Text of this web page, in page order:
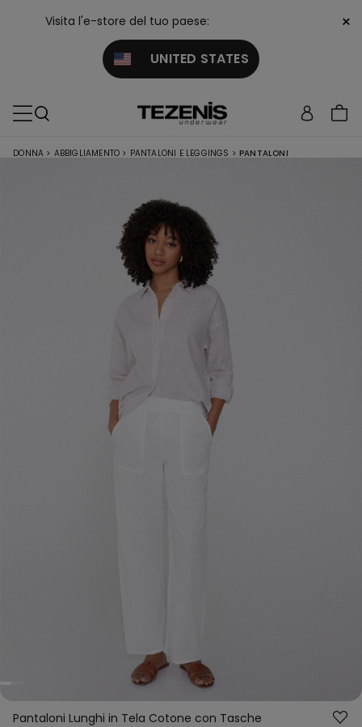
Visita l'e-store del tuo paese:
UNITED STATES
×
DONNA > ABBIGLIAMENTO > PANTALONI E LEGGINGS > PANTALONI
Pantaloni Lunghi in Tela Cotone con Tasche